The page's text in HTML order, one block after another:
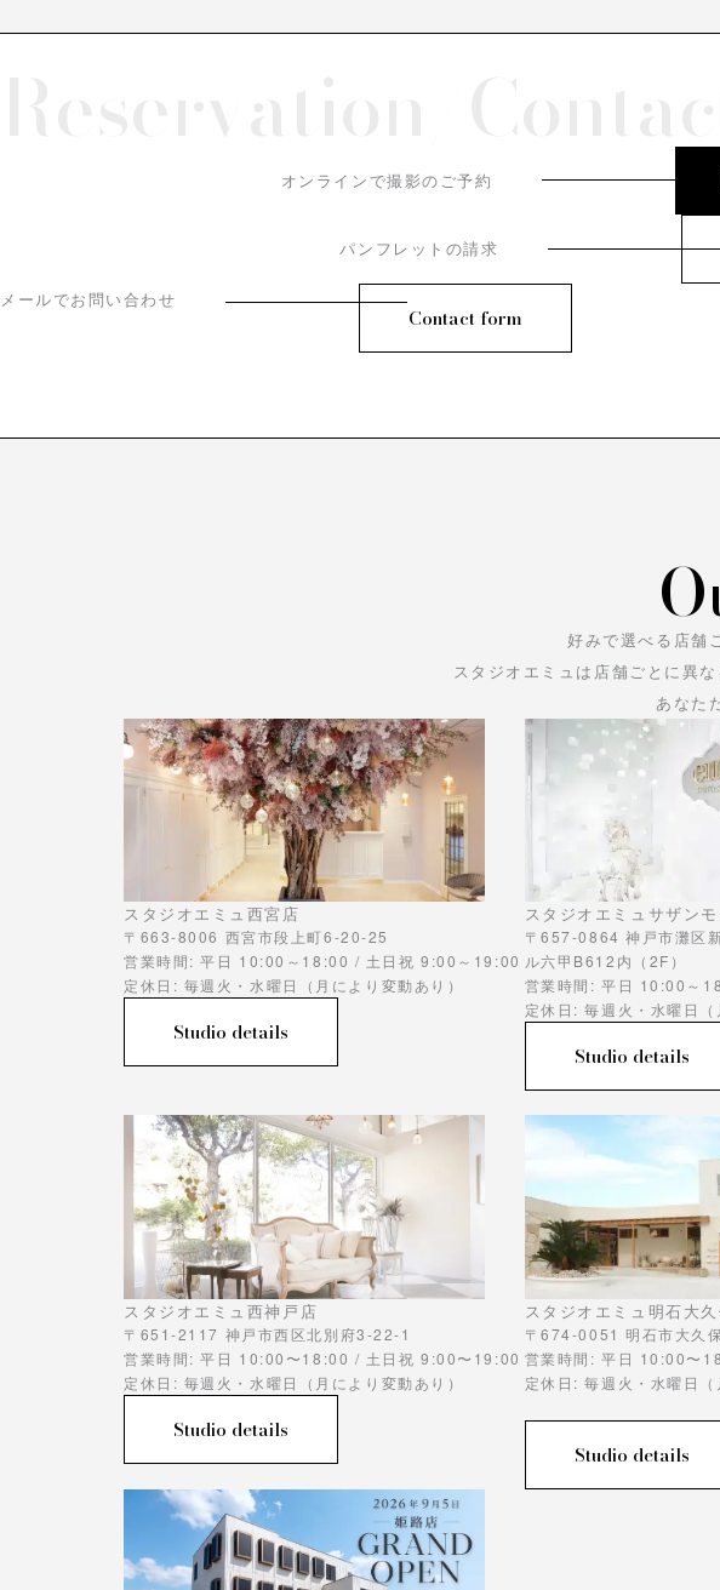
オンラインで撮影のご予約
パンフレットの請求
メールでお問い合わせ
Contact form
好みで選べる店舗
スタジオエミュは店舗ごとに異
あなた
スタジオエミュ西宮店
〒663-8006 西宮市段上町6-20-25
営業時間: 平日 10:00～18:00 / 土日祝 9:00～19:00
定休日: 毎週火・水曜日（月により変動あり）
Studio details
スタジオエミュサザン
〒657-0864 神戸市灘区
ル六甲B612内（2F）
営業時間: 平日 10:00～
定休日: 毎週火・水曜日（
Studio details
スタジオエミュ西神戸店
〒651-2117 神戸市西区北別府3-22-1
営業時間: 平日 10:00〜18:00 / 土日祝 9:00〜19:00
定休日: 毎週火・水曜日（月により変動あり）
Studio details
スタジオエミュ明石大
〒674-0051 明石市大久
営業時間: 平日 10:00〜
定休日: 毎週火・水曜日（
Studio details